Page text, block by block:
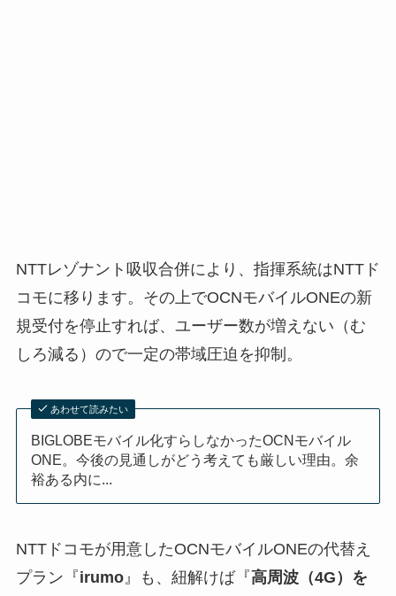
NTTレゾナント吸収合併により、指揮系統はNTTド
コモに移ります。その上でOCNモバイルONEの新
規受付を停止すれば、ユーザー数が増えない（む
しろ減る）ので一定の帯域圧迫を抑制。
あわせて読みたい
BIGLOBEモバイル化すらしなかったOCNモバイル
ONE。今後の見通しがどう考えても厳しい理由。余
裕ある内に...
NTTドコモが用意したOCNモバイルONEの代替え
プラン『irumo』も、紐解けば『高周波（4G）を